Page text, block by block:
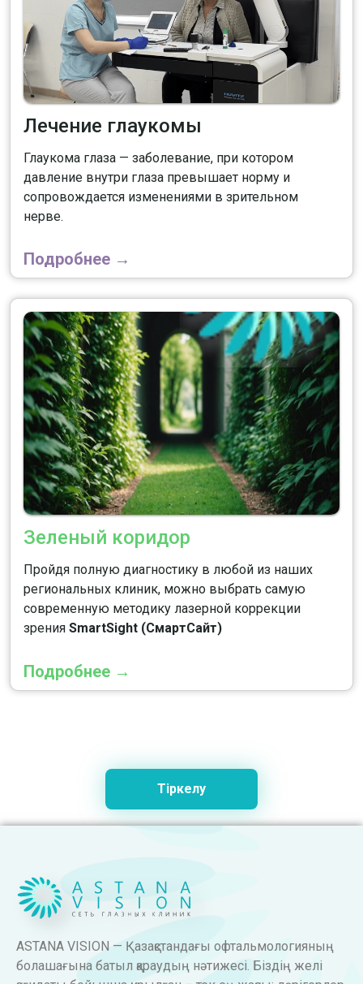
Лечение глаукомы
Глаукома глаза — заболевание, при котором
давление внутри глаза превышает норму и
сопровождается изменениями в зрительном
нерве.
Подробнее →
Зеленый коридор
Пройдя полную диагностику в любой из наших
региональных клиник, можно выбрать самую
современную методику лазерной коррекции
зрения SmartSight (СмартСайт)
Подробнее →
Тіркелу
ASTANA VISION — Қазақстандағы офтальмологияның
болашағына батыл қараудың нәтижесі. Біздің желі